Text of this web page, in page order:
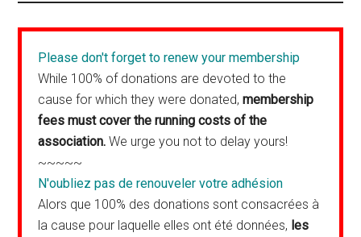
Please don't forget to renew your membership
While 100% of donations are devoted to the
cause for which they were donated,membership
fees must cover the running costs of the
association. We urge you not to delay yours!
~~~~~
N'oubliez pas de renouveler votre adhésion
Alors que 100% des donations sont consacrées à
la cause pour laquelle elles ont été données, les